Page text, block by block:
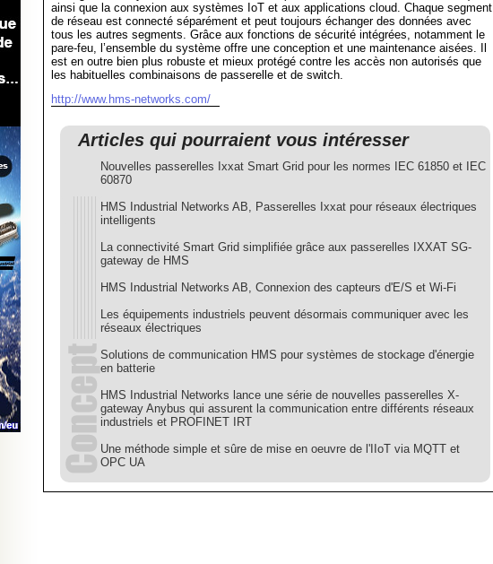
ainsi que la connexion aux systèmes IoT et aux applications cloud. Chaque segment
de réseau est connecté séparément et peut toujours échanger des données avec
tous les autres segments. Grâce aux fonctions de sécurité intégrées, notamment le
pare-feu, l’ensemble du système offre une conception et une maintenance aisées. Il
est en outre bien plus robuste et mieux protégé contre les accès non autorisés que
les habituelles combinaisons de passerelle et de switch.
http://www.hms-networks.com/
Articles qui pourraient vous intéresser
Nouvelles passerelles Ixxat Smart Grid pour les normes IEC 61850 et IEC
60870
HMS Industrial Networks AB, Passerelles Ixxat pour réseaux électriques
intelligents
La connectivité Smart Grid simplifiée grâce aux passerelles IXXAT SG-
gateway de HMS
HMS Industrial Networks AB, Connexion des capteurs d'E/S et Wi-Fi
Les équipements industriels peuvent désormais communiquer avec les
réseaux électriques
Solutions de communication HMS pour systèmes de stockage d'énergie
en batterie
HMS Industrial Networks lance une série de nouvelles passerelles X-
gateway Anybus qui assurent la communication entre différents réseaux
industriels et PROFINET IRT
Une méthode simple et sûre de mise en oeuvre de l'IIoT via MQTT et
OPC UA